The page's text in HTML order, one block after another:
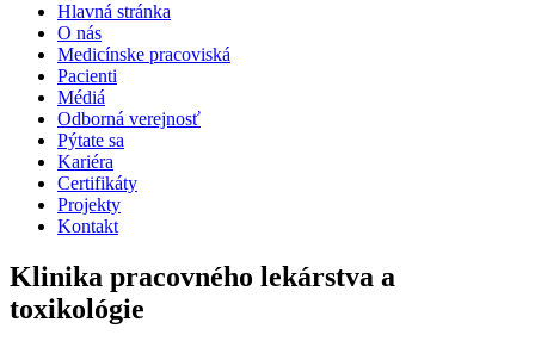
Hlavná stránka
O nás
Medicínske pracoviská
Pacienti
Médiá
Odborná verejnosť
Pýtate sa
Kariéra
Certifikáty
Projekty
Kontakt
Klinika pracovného lekárstva a
toxikológie